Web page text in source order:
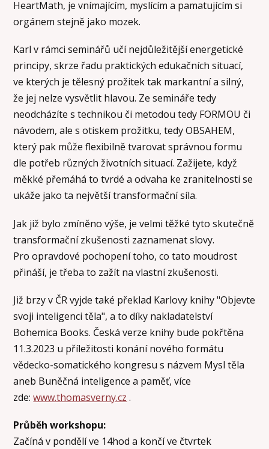
HeartMath, je vnímajícím, myslícím a pamatujícím si
orgánem stejně jako mozek.
Karl v rámci seminářů učí nejdůležitější energetické
principy, skrze řadu praktických edukačních situací,
ve kterých je tělesný prožitek tak markantní a silný,
že jej nelze vysvětlit hlavou. Ze semináře tedy
neodcházíte s technikou či metodou tedy FORMOU či
návodem, ale s otiskem prožitku, tedy OBSAHEM,
který pak může flexibilně tvarovat správnou formu
dle potřeb různých životních situací. Zažijete, když
měkké přemáhá to tvrdé a odvaha ke zranitelnosti se
ukáže jako ta největší transformační síla.
Jak již bylo zmíněno výše, je velmi těžké tyto skutečně
transformační zkušenosti zaznamenat slovy.
Pro opravdové pochopení toho, co tato moudrost
přináší, je třeba to zažít na vlastní zkušenosti.
Již brzy v ČR vyjde také překlad Karlovy knihy "Objevte
svoji inteligenci těla", a to díky nakladatelství
Bohemica Books. Česká verze knihy bude pokřtěna
11.3.2023 u příležitosti konání nového formátu
vědecko-somatického kongresu s názvem Mysl těla
aneb Buněčná inteligence a paměť, více
zde:www.thomasverny.cz .
Průběh workshopu:
Začíná v pondělí ve 14hod a končí ve čtvrtek